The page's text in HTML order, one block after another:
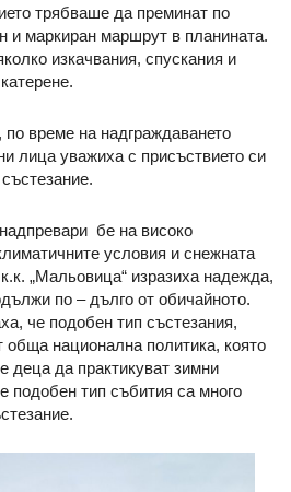
трябваше да преминат по
и маркиран маршрут в планината.
изкачвания, спускания и
време на надграждаването
лица уважиха с присъствието си
бе на високо
условия и снежната
„Мальовица“ изразиха надежда,
по – дълго от обичайното.
че подобен тип състезания,
обща национална политика, която
деца да практикуват зимни
подобен тип събития са много